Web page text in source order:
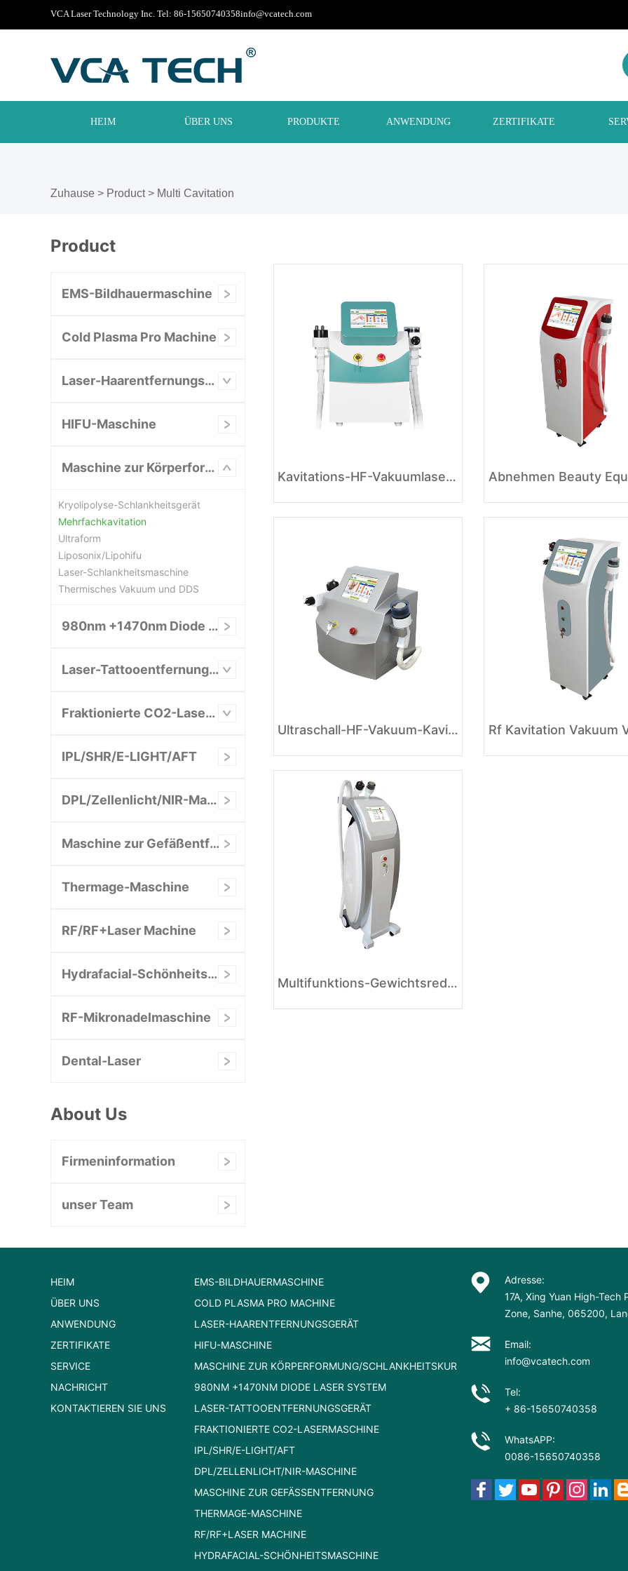
VCA Laser Technology Inc. Tel: 86-15650740358info@vcatech.com
HEIM ÜBER UNS PRODUKTE ANWENDUNG ZERTIFIKATE
Zuhause > Product> Multi Cavitation
Product
EMS-Bildhauermaschine
Cold Plasma Pro Machine
Laser-Haarentfernungsgerät
HIFU-Maschine
Maschine zur Körperformung/Schlankheitskur
Kryolipolyse-Schlankheitsgerät
Mehrfachkavitation
Ultraform
Liposonix/Lipohifu
Laser-Schlankheitsmaschine
Thermisches Vakuum und DDS
980nm +1470nm Diode Laser System
Laser-Tattooentfernungsgerät
Fraktionierte CO2-Lasermaschine
IPL/SHR/E-LIGHT/AFT
DPL/Zellenlicht/NIR-Maschine
Maschine zur Gefäßentfernung
Thermage-Maschine
RF/RF+Laser Machine
Hydrafacial-Schönheitsmaschine
RF-Mikronadelmaschine
Dental-Laser
About Us
Firmeninformation
unser Team
Kavitations-HF-Vakuumlaser 4 in 1 System
Ultraschall-HF-Vakuum-Kavitationssystem
Multifunktions-Gewichtsreduktionsmaschine
HEIM
ÜBER UNS
ANWENDUNG
ZERTIFIKATE
SERVICE
NACHRICHT
KONTAKTIEREN SIE UNS
EMS-BILDHAUERMASCHINE
COLD PLASMA PRO MACHINE
LASER-HAARENTFERNUNGSGERÄT
HIFU-MASCHINE
MASCHINE ZUR KÖRPERFORMUNG/SCHLANKHEITSKUR
980NM +1470NM DIODE LASER SYSTEM
LASER-TATTOOENTFERNUNGSGERÄT
FRAKTIONIERTE CO2-LASERMASCHINE
IPL/SHR/E-LIGHT/AFT
DPL/ZELLENLICHT/NIR-MASCHINE
MASCHINE ZUR GEFÄSSENTFERNUNG
THERMAGE-MASCHINE
RF/RF+LASER MACHINE
HYDRAFACIAL-SCHÖNHEITSMASCHINE
Adresse:
17A, Xing Yuan High-
Zone, Sanhe, 065200,
Email:
info@vcatech.com
Tel:
+ 86-15650740358
WhatsAPP:
0086-15650740358